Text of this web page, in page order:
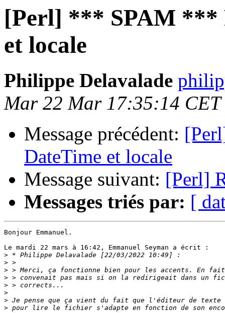
[Perl] *** SPAM ***
et locale
Philippe Delavalade
Mar 22 Mar 17:35:14 CET
Message précédent:
DateTime et locale
Message suivant: [Perl]
Messages triés par: [
Bonjour Emmanuel.
Le mardi 22 mars à 16:42, Emmanuel Seyman a écrit :
>
>
>
>
>
>
>
>